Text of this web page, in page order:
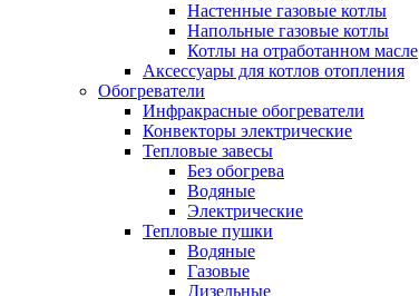
Настенные газовые котлы
Напольные газовые котлы
Котлы на отработанном масле
Аксессуары для котлов отопления
Обогреватели
Инфракрасные обогреватели
Конвекторы электрические
Тепловые завесы
Без обогрева
Водяные
Электрические
Тепловые пушки
Водяные
Газовые
Дизельные